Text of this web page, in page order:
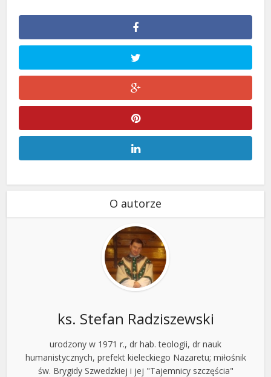
O autorze
ks. Stefan Radziszewski
urodzony w 1971 r., dr hab. teologii, dr nauk
humanistycznych, prefekt kieleckiego Nazaretu; miłośnik
św. Brygidy Szwedzkiej i jej "Tajemnicy szczęścia"